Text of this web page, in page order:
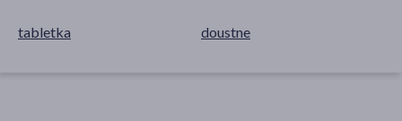
tabletka doustne